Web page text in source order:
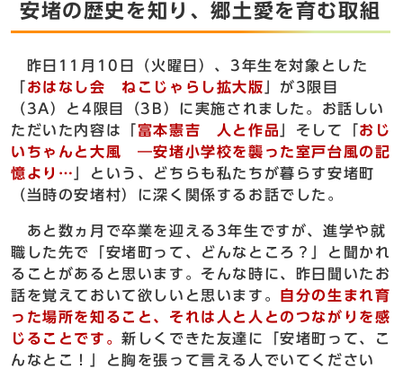
安堵の歴史を知り、郷土愛を育む取組
昨日11月10日（火曜日）、3年生を対象とした
おはなし会 ねこじゃらし拡大版
」が3限目
（3A）と4限目（3B）に実施されました。お話しい
ただいた内容は「 富本憲吉 人と作品 」そして「 おじ
いちゃんと大風 ―安堵小学校を襲った室戸台風の記
憶より…
」という、どちらも私たちが暮らす安堵町
（当時の安堵村）に深く関係するお話でした。
あと数ヵ月で卒業を迎える3年生ですが、進学や就
職した先で「安堵町って、どんなところ？」と聞かれ
ることがあると思います。そんな時に、昨日聞いたお
話を覚えておいて欲しいと思います。
自分の生まれ育
った場所を知ること、それは人と人とのつながりを感
じることです。新しくできた友達に「安堵町って、こ
んなとこ！」と胸を張って言える人でいてください